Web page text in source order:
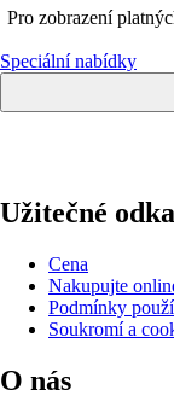
Pro zobrazení
Speciální nabídky
Užitečné
Cena
Nakupujte
Podmínky
Soukromí a
O nás